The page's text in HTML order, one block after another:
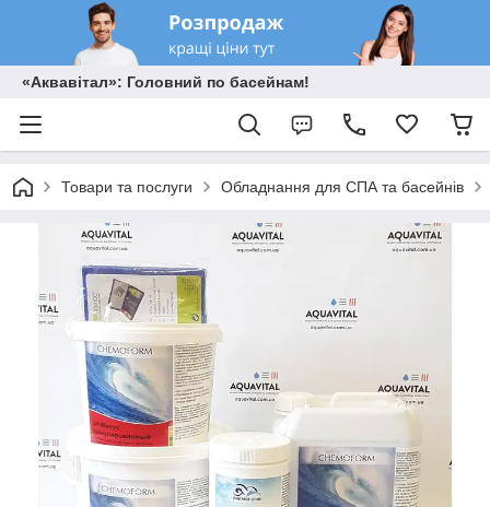
«Аквавітал»: Головний по басейнам!
Товари та послуги Обладнання для СПА та басейнів